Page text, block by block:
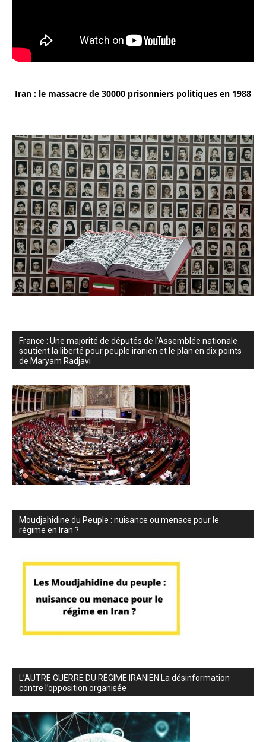
Iran : le massacre de 30000 prisonniers politiques en 1988
France : Une majorité de députés de l’Assemblée nationale
soutient la liberté pour peuple iranien et le plan en dix points
de Maryam Radjavi
Moudjahidine du Peuple : nuisance ou menace pour le
régime en Iran ?
L’AUTRE GUERRE DU RÉGIME IRANIEN La désinformation
contre l’opposition organisée